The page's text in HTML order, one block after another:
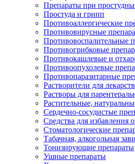
Препараты при
Простуда и грипп
Противоаллергические
Противовирусные
Противовоспалительные
Противогрибковые
Противокашлевые и
Противоопухолевые
Противопаразитарные
Растворители для
Растворы для
Растительные,
Сердечно-сосудистые
Средства для избавления
Стоматологические
Табачная, алкогольная
Тонизирующие препараты
Ушные препараты